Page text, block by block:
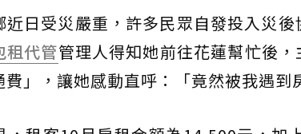
近日受災嚴重，許多民眾自發投入災
租代管管理人得知她前往花蓮幫忙後，
」，讓她感動直呼：「竟然被我遇到